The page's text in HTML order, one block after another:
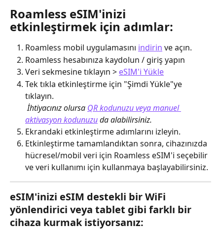
Roamless eSIM'inizi
etkinleştirmek için adımlar:
Roamless mobil uygulamasını indirin ve açın.
Roamless hesabınıza kaydolun / giriş yapın
Veri sekmesine tıklayın > eSIM'i Yükle
Tek tıkla etkinleştirme için "Şimdi Yükle"ye
tıklayın.
​ İhtiyacınız olursa QR kodunuzu veya manuel
aktivasyon kodunuzu da alabilirsiniz.
Ekrandaki etkinleştirme adımlarını izleyin.
Etkinleştirme tamamlandıktan sonra, cihazınızda
hücresel/mobil veri için Roamless eSIM'i seçebilir
ve veri kullanımı için kullanmaya başlayabilirsiniz.
eSIM'inizi eSIM destekli bir WiFi
yönlendirici veya tablet gibi farklı bir
cihaza kurmak istiyorsanız: